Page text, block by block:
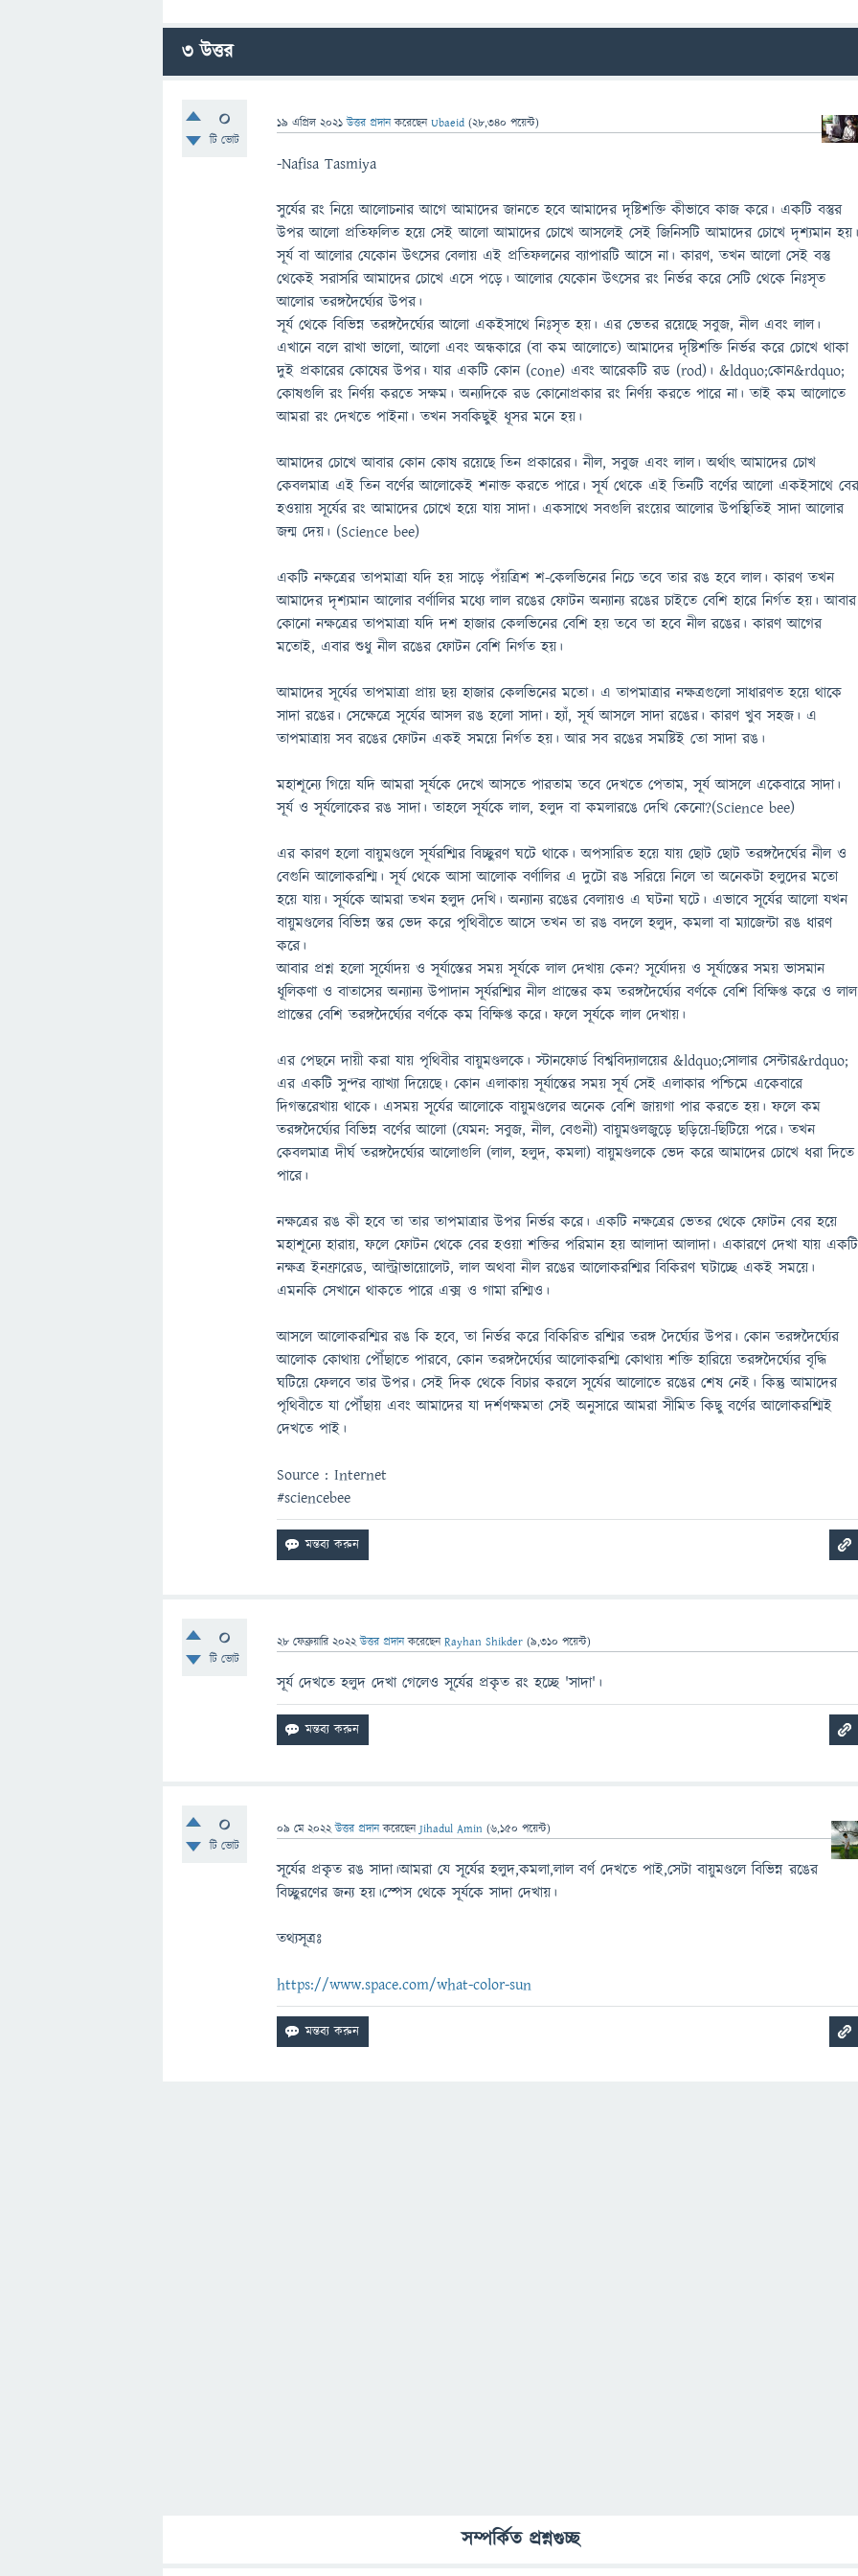
3উত্তর
0
টি ভোট
19 এপ্রিল 2021 উত্তর প্রদান করেছেনUbaeid (28,340 পয়েন্ট)
-Nafisa Tasmiya
সুর্যের রং নিয়ে আলোচনার আগে আমাদের জানতে হবে আমাদের দৃষ্টিশক্তি কীভাবে কাজ করে। একটি বস্তুর
উপর আলো প্রতিফলিত হয়ে সেই আলো আমাদের চোখে আসলেই সেই জিনিসটি আমাদের চোখে দৃশ্যমান
সূর্য বা আলোর যেকোন উৎসের বেলায় এই প্রতিফলনের ব্যাপারটি আসে না। কারণ, তখন আলো সেই বস্তু
থেকেই সরাসরি আমাদের চোখে এসে পড়ে। আলোর যেকোন উৎসের রং নির্ভর করে সেটি থেকে নিঃসৃত
আলোর তরঙ্গদৈর্ঘ্যের উপর।
সূর্য থেকে বিভিন্ন তরঙ্গদৈর্ঘ্যের আলো একইসাথে নিঃসৃত হয়। এর ভেতর রয়েছে সবুজ, নীল এবং লাল।
এখানে বলে রাখা ভালো, আলো এবং অন্ধকারে (বা কম আলোতে) আমাদের দৃষ্টিশক্তি নির্ভর করে চোখে থাকা
দুই প্রকারের কোষের উপর। যার একটি কোন (cone) এবং আরেকটি রড (rod)। &ldquo;কোন&rdquo;
কোষগুলি রং নির্ণয় করতে সক্ষম। অন্যদিকে রড কোনোপ্রকার রং নির্ণয় করতে পারে না। তাই কম আলোতে
আমরা রং দেখতে পাইনা। তখন সবকিছুই ধূসর মনে হয়।
আমাদের চোখে আবার কোন কোষ রয়েছে তিন প্রকারের। নীল, সবুজ এবং লাল। অর্থাৎ আমাদের চোখ
কেবলমাত্র এই তিন বর্ণের আলোকেই শনাক্ত করতে পারে। সূর্য থেকে এই তিনটি বর্ণের আলো একইসাথে
হওয়ায় সূর্যের রং আমাদের চোখে হয়ে যায় সাদা। একসাথে সবগুলি রংয়ের আলোর উপস্থিতিই সাদা আলোর
জন্ম দেয়। (Science bee)
একটি নক্ষত্রের তাপমাত্রা যদি হয় সাড়ে পঁয়ত্রিশ শ-কেলভিনের নিচে তবে তার রঙ হবে লাল। কারণ তখন
আমাদের দৃশ্যমান আলোর বর্ণালির মধ্যে লাল রঙের ফোটন অন্যান্য রঙের চাইতে বেশি হারে নির্গত হয়। আবার
কোনো নক্ষত্রের তাপমাত্রা যদি দশ হাজার কেলভিনের বেশি হয় তবে তা হবে নীল রঙের। কারণ আগের
মতোই, এবার শুধু নীল রঙের ফোটন বেশি নির্গত হয়।
আমাদের সূর্যের তাপমাত্রা প্রায় ছয় হাজার কেলভিনের মতো। এ তাপমাত্রার নক্ষত্রগুলো সাধারণত হয়ে থাকে
সাদা রঙের। সেক্ষেত্রে সূর্যের আসল রঙ হলো সাদা। হ্যাঁ, সূর্য আসলে সাদা রঙের। কারণ খুব সহজ। এ
তাপমাত্রায় সব রঙের ফোটন একই সময়ে নির্গত হয়। আর সব রঙের সমষ্টিই তো সাদা রঙ।
মহাশূন্যে গিয়ে যদি আমরা সূর্যকে দেখে আসতে পারতাম তবে দেখতে পেতাম, সূর্য আসলে একেবারে সাদা।
সূর্য ও সূর্যলোকের রঙ সাদা। তাহলে সূর্যকে লাল, হলুদ বা কমলারঙে দেখি কেনো?(Science bee)
এর কারণ হলো বায়ুমণ্ডলে সূর্যরশ্মির বিচ্ছুরণ ঘটে থাকে। অপসারিত হয়ে যায় ছোট ছোট তরঙ্গদৈর্ঘের নীল ও
বেগুনি আলোকরশ্মি। সূর্য থেকে আসা আলোক বর্ণালির এ দুটো রঙ সরিয়ে নিলে তা অনেকটা হলুদের মতো
হয়ে যায়। সূর্যকে আমরা তখন হলুদ দেখি। অন্যান্য রঙের বেলায়ও এ ঘটনা ঘটে। এভাবে সূর্যের আলো যখন
বায়ুমণ্ডলের বিভিন্ন স্তর ভেদ করে পৃথিবীতে আসে তখন তা রঙ বদলে হলুদ, কমলা বা ম্যাজেন্টা রঙ ধারণ
করে।
আবার প্রশ্ন হলো সূর্যোদয় ও সূর্যাস্তের সময় সূর্যকে লাল দেখায় কেন? সূর্যোদয় ও সূর্যাস্তের সময় ভাসমান
ধূলিকণা ও বাতাসের অন্যান্য উপাদান সূর্যরশ্মির নীল প্রান্তের কম তরঙ্গদৈর্ঘ্যের বর্ণকে বেশি বিক্ষিপ্ত করে ও লাল
প্রান্তের বেশি তরঙ্গদৈর্ঘ্যের বর্ণকে কম বিক্ষিপ্ত করে। ফলে সূর্যকে লাল দেখায়।
এর পেছনে দায়ী করা যায় পৃথিবীর বায়ুমণ্ডলকে। স্টানফোর্ড বিশ্ববিদ্যালয়ের &ldquo;সোলার সেন্টার&rdquo;
এর একটি সুন্দর ব্যাখ্যা দিয়েছে। কোন এলাকায় সূর্যাস্তের সময় সূর্য সেই এলাকার পশ্চিমে একেবারে
দিগন্তরেখায় থাকে। এসময় সূর্যের আলোকে বায়ুমণ্ডলের অনেক বেশি জায়গা পার করতে হয়। ফলে কম
তরঙ্গদৈর্ঘ্যের বিভিন্ন বর্ণের আলো (যেমন: সবুজ, নীল, বেগুনী) বায়ুমণ্ডলজুড়ে ছড়িয়ে-ছিটিয়ে পরে। তখন
কেবলমাত্র দীর্ঘ তরঙ্গদৈর্ঘ্যের আলোগুলি (লাল, হলুদ, কমলা) বায়ুমণ্ডলকে ভেদ করে আমাদের চোখে ধরা দিতে
পারে।
নক্ষত্রের রঙ কী হবে তা তার তাপমাত্রার উপর নির্ভর করে। একটি নক্ষত্রের ভেতর থেকে ফোটন বের হয়ে
মহাশূন্যে হারায়, ফলে ফোটন থেকে বের হওয়া শক্তির পরিমান হয় আলাদা আলাদা। একারণে দেখা যায় একটি
নক্ষত্র ইনফ্রারেড, আল্ট্রাভায়োলেট, লাল অথবা নীল রঙের আলোকরশ্মির বিকিরণ ঘটাচ্ছে একই সময়ে।
এমনকি সেখানে থাকতে পারে এক্স ও গামা রশ্মিও।
আসলে আলোকরশ্মির রঙ কি হবে, তা নির্ভর করে বিকিরিত রশ্মির তরঙ্গ দৈর্ঘ্যের উপর। কোন তরঙ্গদৈর্ঘ্যের
আলোক কোথায় পৌঁছাতে পারবে, কোন তরঙ্গদৈর্ঘ্যের আলোকরশ্মি কোথায় শক্তি হারিয়ে তরঙ্গদৈর্ঘ্যের বৃদ্ধি
ঘটিয়ে ফেলবে তার উপর। সেই দিক থেকে বিচার করলে সূর্যের আলোতে রঙের শেষ নেই। কিন্তু আমাদের
পৃথিবীতে যা পৌঁছায় এবং আমাদের যা দর্শণক্ষমতা সেই অনুসারে আমরা সীমিত কিছু বর্ণের আলোকরশ্মিই
দেখতে পাই।
Source : Internet
#sciencebee
0
টি ভোট
28 ফেব্রুয়ারি 2022 উত্তর প্রদান করেছেনRayhan Shikder (9,310 পয়েন্ট)
সূর্য দেখতে হলুদ দেখা গেলেও সূর্যের প্রকৃত রং হচ্ছে 'সাদা'।
0
টি ভোট
09 মে 2022 উত্তর প্রদান করেছেনJihadul Amin (6,150 পয়েন্ট)
সূর্যের প্রকৃত রঙ সাদা।আমরা যে সূর্যের হলুদ,কমলা,লাল বর্ণ দেখতে পাই,সেটা বায়ুমণ্ডলে বিভিন্ন রঙের
বিচ্ছুরণের জন্য হয়।স্পেস থেকে সূর্যকে সাদা দেখায়।
তথ্যসূত্রঃ
https://www.space.com/what-color-sun
সম্পর্কিত প্রশ্নগুচ্ছ